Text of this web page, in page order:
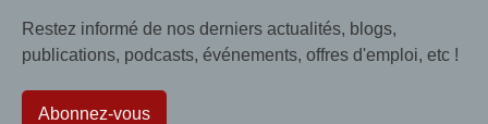
Restez informé de nos derniers actualités, blogs,
publications, podcasts, événements, offres d'emploi, etc !
Abonnez-vous